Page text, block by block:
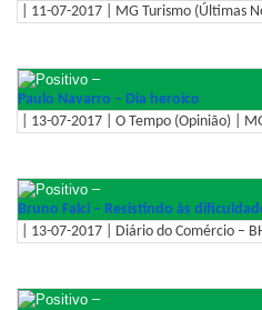
| 11-07-2017 | MG Turismo (Últimas
–
Paulo Navarro – Dia heroico
| 13-07-2017 | O Tempo (Opinião) |
–
Bruno Falci – Resistindo às
| 13-07-2017 | Diário do Comércio –
–